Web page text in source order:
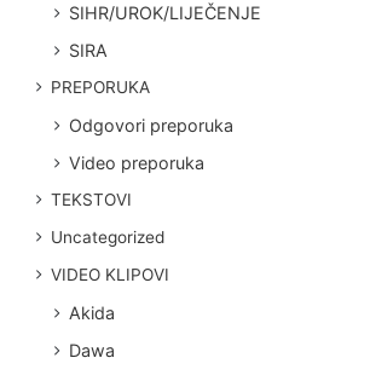
SIHR/UROK/LIJEČENJE
SIRA
PREPORUKA
Odgovori preporuka
Video preporuka
TEKSTOVI
Uncategorized
VIDEO KLIPOVI
Akida
Dawa